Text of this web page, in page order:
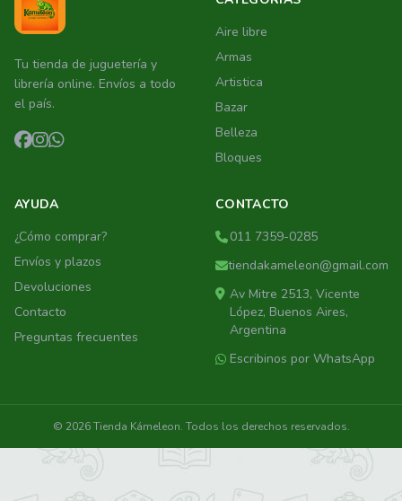
Tu tienda de juguetería y
librería online. Envíos a todo
el país.
Aire libre
Armas
Artistica
Bazar
Belleza
Bloques
AYUDA
¿Cómo comprar?
Envíos y plazos
Devoluciones
Contacto
Preguntas frecuentes
CONTACTO
011 7359-0285
tiendakameleon@gmail.com
Av Mitre 2513, Vicente
López, Buenos Aires,
Argentina
Escribinos por WhatsApp
© 2026 Tienda Kámeleon. Todos los derechos reservados.